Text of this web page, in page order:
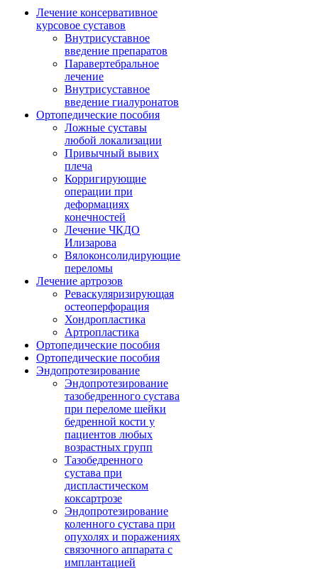
Лечение консервативное
курсовое суставов
Внутрисуставное
введение препаратов
Паравертебральное
лечение
Внутрисуставное
введение гиалуронатов
Ортопедические пособия
Ложные суставы
любой локализации
Привычный вывих
плеча
Корригирующие
операции при
деформациях
конечностей
Лечение ЧКДО
Илизарова
Вялоконсолидирующие
переломы
Лечение артрозов
Реваскуляризирующая
остеоперфорация
Хондропластика
Артропластика
Ортопедические пособия
Ортопедические пособия
Эндопротезирование
Эндопротезирование
тазобедренного сустава
при переломе шейки
бедренной кости у
пациентов любых
возрастных групп
Тазобедренного
сустава при
диспластическом
коксартрозе
Эндопротезирование
коленного сустава при
опухолях и поражениях
связочного аппарата с
имплантацией